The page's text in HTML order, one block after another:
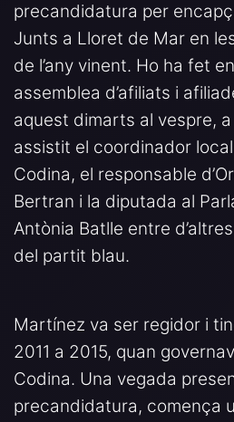
precandidatura per
Junts a Lloret de Mar en
de l’any vinent. Ho ha fet
assemblea d’afiliats i
aquest dimarts al vespre,
assistit el coordinador
Codina, el responsable
Bertran i la diputada al
Antònia Batlle entre
del partit blau.
Martínez va ser regidor i
2011 a 2015, quan
Codina. Una vegada
precandidatura, comença